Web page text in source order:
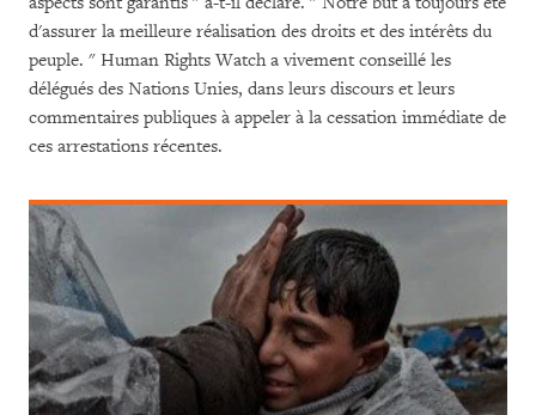
d'assurer la meilleure réalisation des droits et des intérêts du
peuple. " Human Rights Watch a vivement conseillé les
délégués des Nations Unies, dans leurs discours et leurs
commentaires publiques à appeler à la cessation immédiate de
ces arrestations récentes.